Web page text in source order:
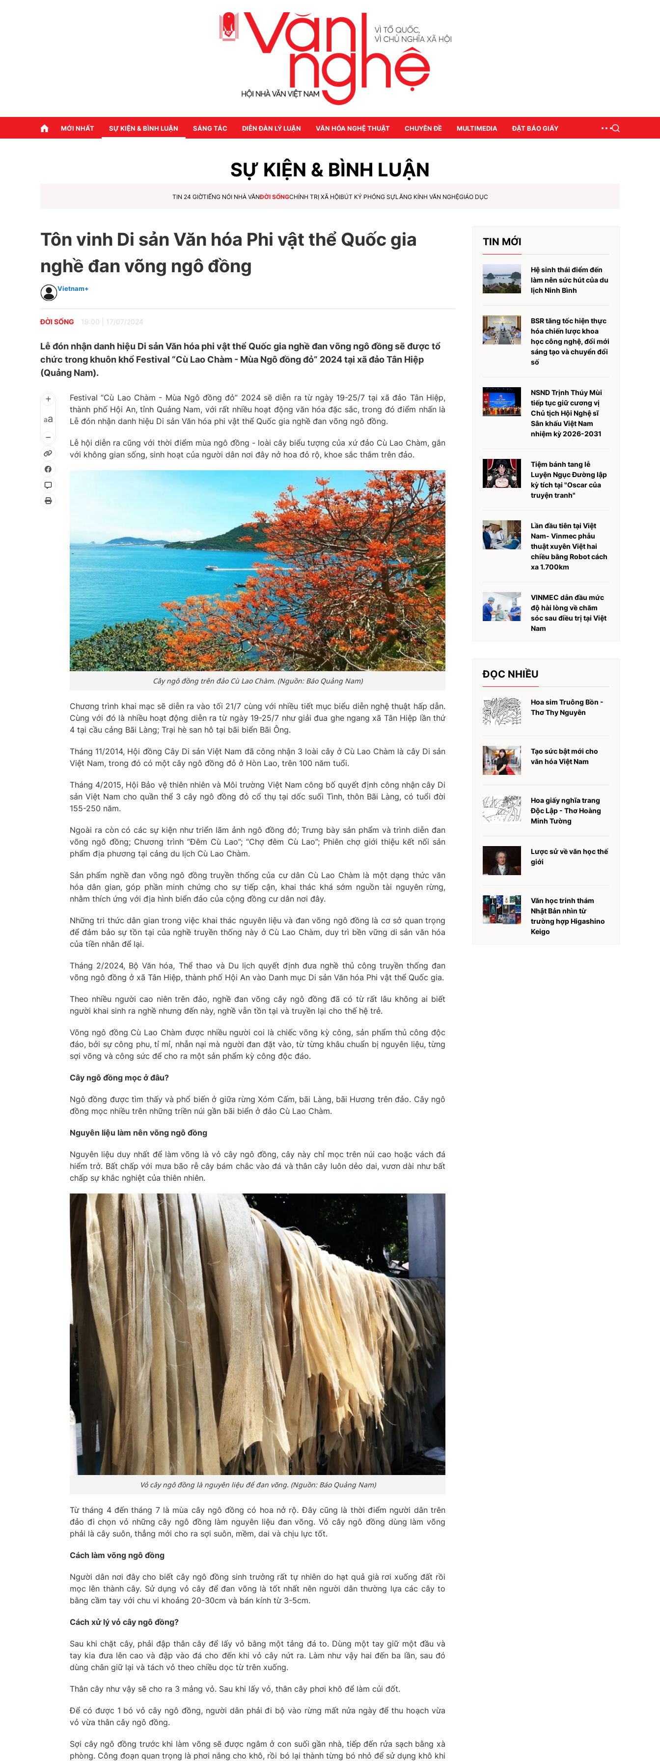
MỚI NHẤT SỰ KIỆN & BÌNH LUẬN SÁNG TÁC DIỄN ĐÀN LÝ LUẬN VĂN HÓA NGHỆ THUẬT CHUYÊN ĐỀ MULTIMEDIA ĐẶT BÁO GIẤY
SỰ KIỆN & BÌNH LUẬN
TIN 24 GIỜTIẾNG NÓI NHÀ VĂNĐỜI SỐNGCHÍNH TRỊ XÃ HỘIBÚT KÝ PHÓNG SỰLĂNG KÍNH VĂN NGHỆGIÁO DỤC
Tôn vinh Di sản Văn hóa Phi vật thể Quốc gia
nghề đan võng ngô đồng
Vietnam+
ĐỜI SỐNG 19:00 17/07/2024
Lễ đón nhận danh hiệu Di sản Văn hóa phi vật thể Quốc gia nghề đan võng ngô đồng sẽ được tổ
chức trong khuôn khổ Festival “Cù Lao Chàm - Mùa Ngô đồng đỏ” 2024 tại xã đảo Tân Hiệp
(Quảng Nam).
aa
Festival “Cù Lao Chàm - Mùa Ngô đồng đỏ” 2024 sẽ diễn ra từ ngày 19-25/7 tại xã đảo Tân Hiệp,
thành phố Hội An, tỉnh Quảng Nam, với rất nhiều hoạt động văn hóa đặc sắc, trong đó điểm nhấn là
Lễ đón nhận danh hiệu Di sản Văn hóa phi vật thể Quốc gia nghề đan võng ngô đồng.
Lễ hội diễn ra cũng với thời điểm mùa ngô đồng - loài cây biểu tượng của xứ đảo Cù Lao Chàm, gắn
với không gian sống, sinh hoạt của người dân nơi đây nở hoa đỏ rộ, khoe sắc thắm trên đảo.
Cây ngô đồng trên đảo Cù Lao Chàm. (Nguồn: Báo Quảng Nam)
Chương trình khai mạc sẽ diễn ra vào tối 21/7 cùng với nhiều tiết mục biểu diễn nghệ thuật hấp dẫn.
Cùng với đó là nhiều hoạt động diễn ra từ ngày 19-25/7 như giải đua ghe ngang xã Tân Hiệp lần thứ
4 tại cầu cảng Bãi Làng; Trại hè san hô tại bãi biển Bãi Ông.
Tháng 11/2014, Hội đồng Cây Di sản Việt Nam đã công nhận 3 loài cây ở Cù Lao Chàm là cây Di sản
Việt Nam, trong đó có một cây ngô đồng đỏ ở Hòn Lao, trên 100 năm tuổi.
Tháng 4/2015, Hội Bảo vệ thiên nhiên và Môi trường Việt Nam công bố quyết định công nhận cây Di
sản Việt Nam cho quần thể 3 cây ngô đồng đỏ cổ thụ tại dốc suối Tình, thôn Bãi Làng, có tuổi đời
155-250 năm.
Ngoài ra còn có các sự kiện như triển lãm ảnh ngô đồng đỏ; Trưng bày sản phẩm và trình diễn đan
võng ngô đồng; Chương trình “Đêm Cù Lao”; “Chợ đêm Cù Lao”; Phiên chợ giới thiệu kết nối sản
phẩm địa phương tại cảng du lịch Cù Lao Chàm.
Sản phẩm nghề đan võng ngô đồng truyền thống của cư dân Cù Lao Chàm là một dạng thức văn
hóa dân gian, góp phần minh chứng cho sự tiếp cận, khai thác khá sớm nguồn tài nguyên rừng,
nhằm thích ứng với địa hình biển đảo của cộng đồng cư dân nơi đây.
Những tri thức dân gian trong việc khai thác nguyên liệu và đan võng ngô đồng là cơ sở quan trọng
để đảm bảo sự tồn tại của nghề truyền thống này ở Cù Lao Chàm, duy trì bền vững di sản văn hóa
của tiền nhân để lại.
Tháng 2/2024, Bộ Văn hóa, Thể thao và Du lịch quyết định đưa nghề thủ công truyền thống đan
võng ngô đồng ở xã Tân Hiệp, thành phố Hội An vào Danh mục Di sản Văn hóa Phi vật thể Quốc gia.
Theo nhiều người cao niên trên đảo, nghề đan võng cây ngô đồng đã có từ rất lâu không ai biết
người khai sinh ra nghề nhưng đến này, nghề vẫn tồn tại và truyền lại cho thế hệ trẻ.
Võng ngô đồng Cù Lao Chàm được nhiều người coi là chiếc võng kỳ công, sản phẩm thủ công độc
đáo, bởi sự công phu, tỉ mỉ, nhẫn nại mà người đan đặt vào, từ từng khâu chuẩn bị nguyên liệu, từng
sợi võng và công sức để cho ra một sản phẩm kỳ công độc đáo.
Cây ngô đồng mọc ở đâu?
Ngô đồng được tìm thấy và phổ biến ở giữa rừng Xóm Cấm, bãi Làng, bãi Hương trên đảo. Cây ngô
đồng mọc nhiều trên những triền núi gần bãi biển ở đảo Cù Lao Chàm.
Nguyên liệu làm nên võng ngô đồng
Nguyên liệu duy nhất để làm võng là vỏ cây ngô đồng, cây này chỉ mọc trên núi cao hoặc vách đá
hiểm trở. Bất chấp với mưa bão rễ cây bám chắc vào đá và thân cây luôn dẻo dai, vươn dài như bất
chấp sự khắc nghiệt của thiên nhiên.
Vỏ cây ngô đồng là nguyên liệu để đan võng. (Nguồn: Báo Quảng Nam)
Từ tháng 4 đến tháng 7 là mùa cây ngô đồng có hoa nở rộ. Đây cũng là thời điểm người dân trên
đảo đi chọn vỏ những cây ngô đồng làm nguyên liệu đan võng. Vỏ cây ngô đồng dùng làm võng
phải là cây suôn, thẳng mới cho ra sợi suôn, mềm, dai và chịu lực tốt.
Cách làm võng ngô đồng
Người dân nơi đây cho biết cây ngô đồng sinh trưởng rất tự nhiên do hạt quả già rơi xuống đất rồi
mọc lên thành cây. Sử dụng vỏ cây để đan võng là tốt nhất nên người dân thường lựa các cây to
bằng cầm tay với chu vi khoảng 20-30cm và bán kính từ 3-5cm.
Cách xử lý vỏ cây ngô đồng?
Sau khi chặt cây, phải đập thân cây để lấy vỏ bằng một tảng đá to. Dùng một tay giữ một đầu và
tay kia đưa lên cao và đập vào đá cho đến khi vỏ cây nứt ra. Làm như vậy hai đến ba lần, sau đó
dùng chân giữ lại và tách vỏ theo chiều dọc từ trên xuống.
Thân cây như vậy sẽ cho ra 3 mảng vỏ. Sau khi lấy vỏ, thân cây phơi khô để làm củi đốt.
Để có được 1 bó vỏ cây ngô đồng, người dân phải đi bộ vào rừng mất nửa ngày để thu hoạch vừa
vỏ vừa thân cây ngô đồng.
Sợi cây ngô đồng trước khi làm võng sẽ được ngâm ở con suối gần nhà, tiếp đến rửa sạch bằng xà
phòng. Công đoạn quan trọng là phơi nắng cho khô, rồi bó lại thành từng bó nhỏ để sử dụng khô khi
TIN MỚI
Hệ sinh thái điểm đến
làm nên sức hút của du
lịch Ninh Bình
BSR tăng tốc hiện thực
hóa chiến lược khoa
học công nghệ, đổi mới
sáng tạo và chuyển đổi
số
NSND Trịnh Thúy Mùi
tiếp tục giữ cương vị
Chủ tịch Hội Nghệ sĩ
Sân khấu Việt Nam
nhiệm kỳ 2026-2031
Tiệm bánh tang lễ
Luyện Ngục Đường lập
kỳ tích tại "Oscar của
truyện tranh"
Lần đầu tiên tại Việt
Nam- Vinmec phẫu
thuật xuyên Việt hai
chiều bằng Robot cách
xa 1.700km
VINMEC dẫn đầu mức
độ hài lòng về chăm
sóc sau điều trị tại Việt
Nam
ĐỌC NHIỀU
Hoa sim Truông Bồn -
Thơ Thy Nguyên
Tạo sức bật mới cho
văn hóa Việt Nam
Hoa giấy nghĩa trang
Độc Lập - Thơ Hoàng
Minh Tường
Lược sử về văn học thế
giới
Văn học trinh thám
Nhật Bản nhìn từ
trường hợp Higashino
Keigo